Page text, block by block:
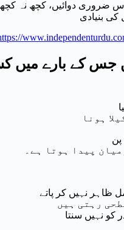
ضروری دوائیں، کچھ نہ کچھ
کی بنیادی
جس کے بارے میں
ہونا
پن
پیدا ہوتا ہے۔
ظاہر نہیں کر پاتے
رہتی ہیں
کو نہیں سنتا